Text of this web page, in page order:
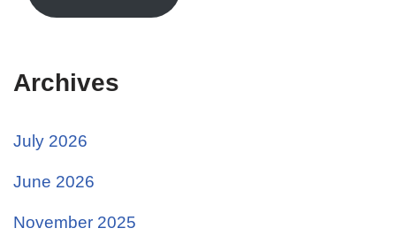
Archives
July 2026
June 2026
November 2025